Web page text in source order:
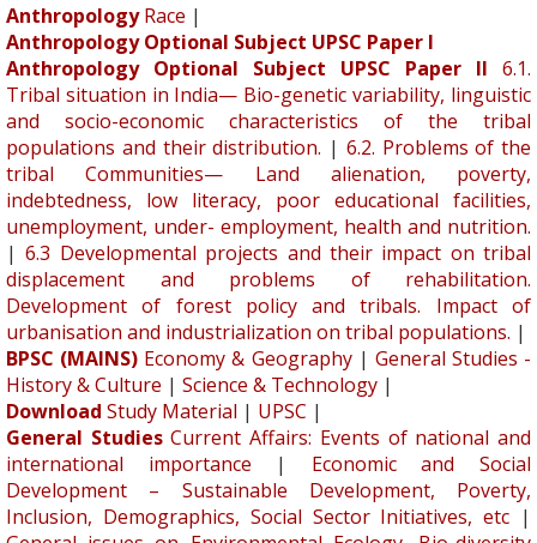
Anthropology Race |
Anthropology Optional Subject UPSC Paper I
Anthropology Optional Subject UPSC Paper II 6.1.
Tribal situation in India— Bio-genetic variability, linguistic
and socio-economic characteristics of the tribal
populations and their distribution. | 6.2. Problems of the
tribal Communities— Land alienation, poverty,
indebtedness, low literacy, poor educational facilities,
unemployment, under- employment, health and nutrition.
|6.3 Developmental projects and their impact on tribal
displacement and problems of rehabilitation.
Development of forest policy and tribals. Impact of
urbanisation and industrialization on tribal populations. |
BPSC (MAINS) Economy & Geography| General Studies -
History & Culture | Science & Technology |
Download Study Material | UPSC |
General Studies Current Affairs: Events of national and
international importance | Economic and Social
Development – Sustainable Development, Poverty,
Inclusion, Demographics, Social Sector Initiatives, etc |